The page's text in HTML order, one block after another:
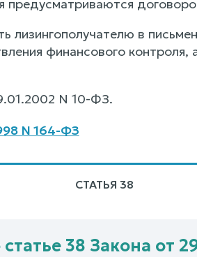
предусматриваются
лизингополучателю в
финансового контроля,
N 10-ФЗ.
N 164-ФЗ
СТАТЬЯ 38
38 Закона от